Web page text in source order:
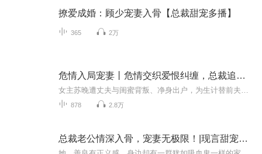
撩爱成婚：顾少宠妻入骨【总裁甜宠多播】
365 2万
危情入局宠妻丨危情交织爱恨纠缠，总裁追妻入骨
878 2.8万
总裁老公情深入骨，宠妻无极限！|现言甜宠总裁文